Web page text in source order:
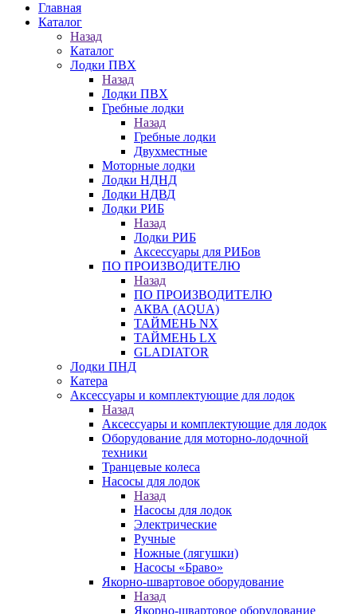
Главная
Каталог
Назад
Каталог
Лодки ПВХ
Назад
Лодки ПВХ
Гребные лодки
Назад
Гребные лодки
Двухместные
Моторные лодки
Лодки НДНД
Лодки НДВД
Лодки РИБ
Назад
Лодки РИБ
Аксессуары для РИБов
ПО ПРОИЗВОДИТЕЛЮ
Назад
ПО ПРОИЗВОДИТЕЛЮ
АКВА (AQUA)
ТАЙМЕНЬ NX
ТАЙМЕНЬ LX
GLADIATOR
Лодки ПНД
Катера
Аксессуары и комплектующие для лодок
Назад
Аксессуары и комплектующие для лодок
Оборудование для моторно-лодочной
техники
Транцевые колеса
Насосы для лодок
Назад
Насосы для лодок
Электрические
Ручные
Ножные (лягушки)
Насосы «Браво»
Якорно-швартовое оборудование
Назад
Якорно-швартовое оборудование